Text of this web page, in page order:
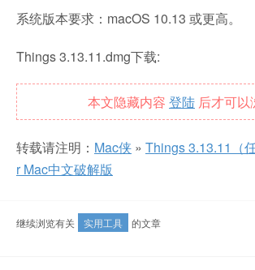
系统版本要求：macOS 10.13 或更高。
Things 3.13.11.dmg下载:
本文隐藏内容 登陆 后才可以
转载请注明： Mac侠 » Things 3.13.11（
r Mac中文破解版
继续浏览有关 实用工具 的文章